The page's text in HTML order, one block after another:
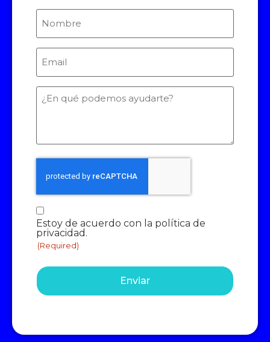
Nombre
Email
(Required)
¿En
qué
Consentimiento
(Required)
Estoy de acuerdo con la política de
privacidad.
(Required)